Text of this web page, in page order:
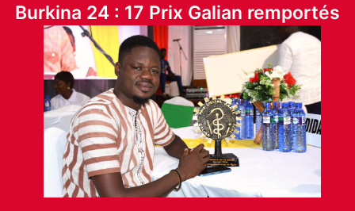
Burkina 24 : 17 Prix Galian remportés